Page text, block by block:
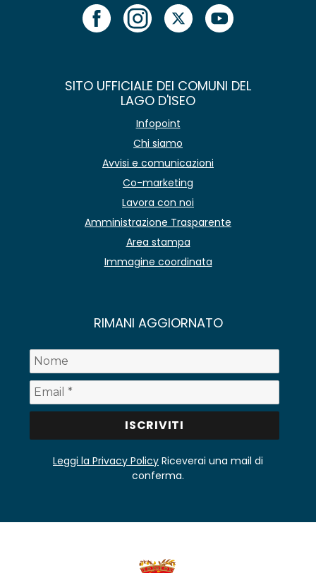
SITO UFFICIALE DEI COMUNI DEL
LAGO D'ISEO
Infopoint
Chi siamo
Avvisi e comunicazioni
Co-marketing
Lavora con noi
Amministrazione Trasparente
Area stampa
Immagine coordinata
RIMANI AGGIORNATO
Leggi la Privacy Policy Riceverai una mail di
conferma.